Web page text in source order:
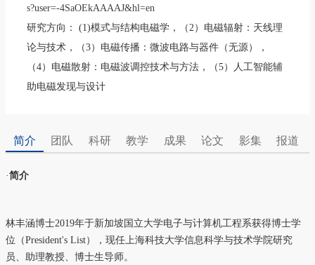
s?user=-4SaOEkAAAAJ&hl=en
研究方向： (1)模式与结构电磁学，（2）电磁辐射：天线理
论与技术，（3）电磁传播：微波电路与器件（无源），
（4）电磁散射：电磁波调控技术与方法，（5）人工智能辅
助电磁发现与设计
简介 团队 科研 教学 成果 论文 影集 报道
·简介
林丰涵博士2019年于新加坡国立大学电子与计算机工程系获得博士学
位（President's List），现任上海科技大学信息科学与技术学院研究
员、助理教授、博士生导师。